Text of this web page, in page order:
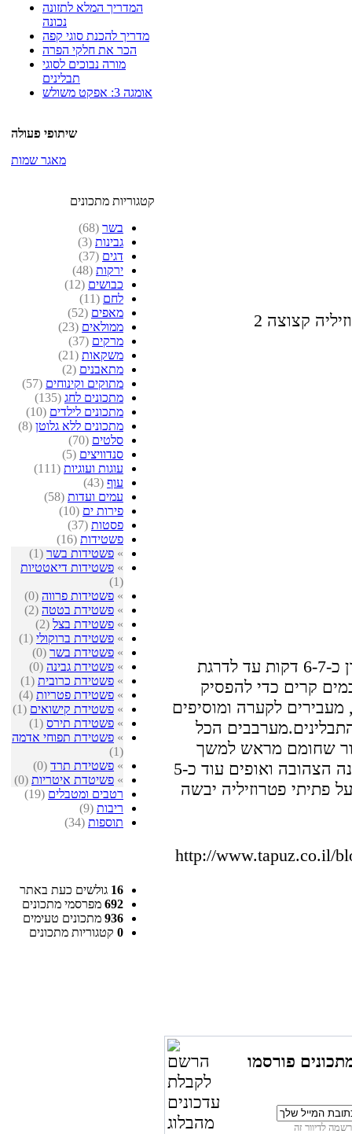
המדריך המלא לתזונה
נכונה
מדריך להכנת סוגי קפה
הכר את חלקי הפרה
מורה נבוכים לסוגי
תבלינים
אומגה 3: אפקט משולש
שיתופי פעולה
מאגר שמות
קטגוריות מתכונים
בשר (68)
גבינות (3)
דגים (37)
ירקות (48)
כבושים (12)
לחם (11)
מאפים (52)
ממולאים (23)
מרקים (37)
משקאות (21)
מתאבנים (2)
מתוקים וקינוחים (57)
מתכונים לחג (135)
מתכונים לילדים (10)
מתכונים ללא גלוטן (8)
סלטים (70)
סנדוויצים (5)
עוגות ועוגיות (111)
עוף (43)
עמים ועדות (58)
פירות ים (10)
פסטות (37)
פשטידות (16)
» פשטידות בשר (1)
» פשטידות דיאטטיות
(1)
» פשטידות פרווה (0)
» פשטידת בטטה (2)
» פשטידת בצל (2)
» פשטידת ברוקולי (1)
» פשטידת בשר (0)
» פשטידת גבינה (0)
» פשטידת כרובית (1)
» פשטידת פטריות (4)
» פשטידת קישואים (1)
» פשטידת תירס (1)
» פשטידת תפוחי אדמה
(1)
» פשטידת תרד (0)
» פשיטדת איטריות (0)
רטבים ומטבלים (19)
ריבות (9)
תוספות (34)
16 גולשים כעת באתר
692 מפרסמי מתכונים
936 מתכונים טעימים
0 קטגוריות מתכונים
קצוצה
מבשלים את הפסטה לפי הוראות היצרן כ-6-7 דקות עד לדרגת
קרים כדי להפסיק
לקערה ומוסיפים
הכל
180 מעלות בתנור שחומם מראש למשך
כ-25 דקות. מוציאים, מפזרים את הגבינה הצהובה ואופים עוד כ-5
http://www.tapuz.co.il/
פורסמו